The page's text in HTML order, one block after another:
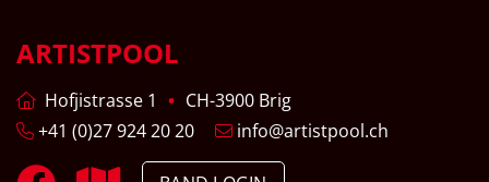
ARTISTPOOL
Hofjistrasse 1
CH-3900 Brig
+41 (0)27 924 20 20
info@artistpool.ch